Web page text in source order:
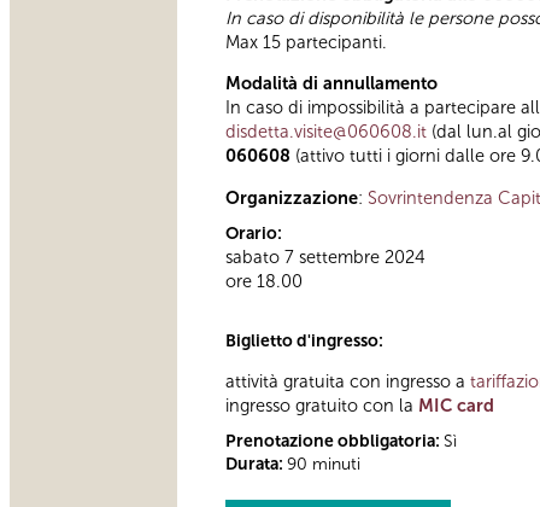
In caso di disponibilità le persone
Max 15 partecipanti.
Modalità di annullamento
In caso di impossibilità a partecipare
disdetta.visite@060608.it (dal lun.al
060608 (attivo tutti i giorni dalle ore
Organizzazione: Sovrintendenza
Orario:
sabato 7 settembre 2024
ore 18.00
Biglietto d'ingresso:
attività gratuita con ingresso a
ingresso gratuito con la MIC card
Prenotazione obbligatoria: Sì
Durata: 90 minuti